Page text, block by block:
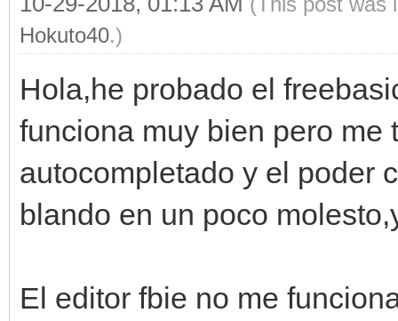
Hokuto40.)
Hola,he probado el
funciona muy bien pero me
autocompletado y el poder
blando en un poco
El editor fbie no me